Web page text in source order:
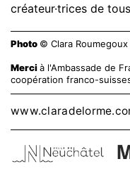
créateur·trices de
Photo © Clara Roumegoux
Mercià l'Ambassade de
coopération franco-